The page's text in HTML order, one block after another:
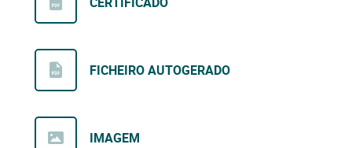
FICHEIRO AUTOGERADO
IMAGEM